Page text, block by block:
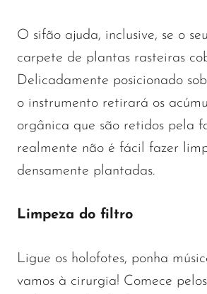
O sifão ajuda, inclusive, se o
carpete de plantas rasteiras
Delicadamente posicionado
o instrumento retirará os
orgânica que são retidos pela
realmente não é fácil fazer
densamente plantadas.
Limpeza do filtro
Ligue os holofotes, ponha
vamos à cirurgia! Comece